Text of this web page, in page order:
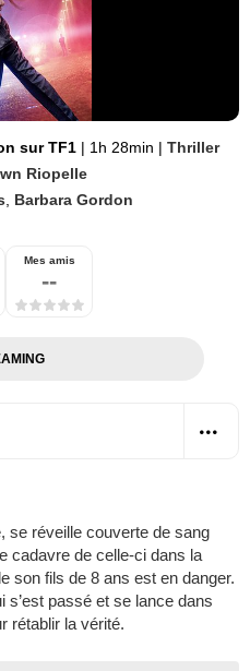
sur TF1 | 1h 28min | Thriller
Riopelle
Barbara Gordon
Mes amis
--
se réveille couverte de sang
cadavre de celle-ci dans la
son fils de 8 ans est en danger.
s’est passé et se lance dans
rétablir la vérité.